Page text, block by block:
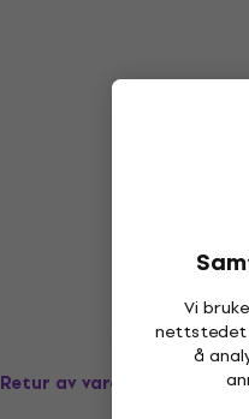
Vi
nettstedet
å
Retur av varer opptil 30